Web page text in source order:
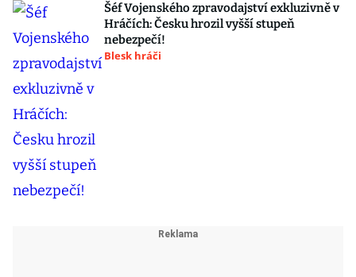
Šéf Vojenského zpravodajství exkluzivně v
Hráčích: Česku hrozil vyšší stupeň
nebezpečí!
Blesk hráči